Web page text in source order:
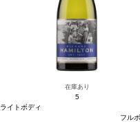
在庫あり
5
ライトボディ
フル